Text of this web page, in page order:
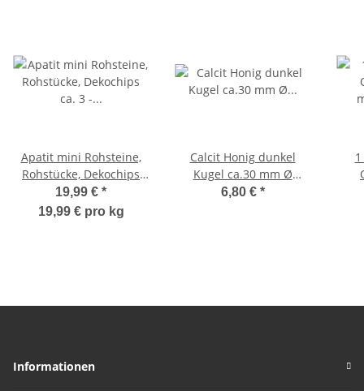
Apatit mini Rohsteine,
Rohstücke, Dekochips
ca. 3 - 9 mm schöne
blaue Farbe 1 Kg
19,99 € *
19,99 € pro kg
Calcit Honig dunkel
Kugel ca.30 mm Ø
Handschmeichler aus
6,80 € *
Informationen